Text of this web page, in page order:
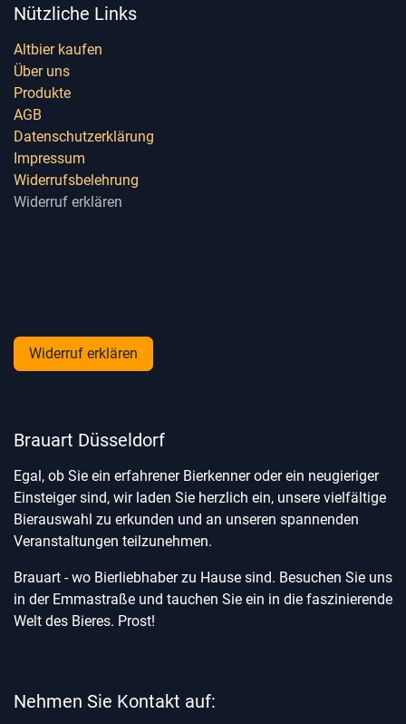
Nützliche Links
Altbier kaufen
Über uns
Produkte
AGB
Datenschutzerklärung
Impressum
Widerrufsbelehrung
Widerruf erklären
Widerruf erklären
Brauart Düsseldorf
Egal, ob Sie ein erfahrener Bierkenner oder ein neugieriger
Einsteiger sind, wir laden Sie herzlich ein, unsere vielfältige
Bierauswahl zu erkunden und an unseren spannenden
Veranstaltungen teilzunehmen.
Brauart - wo Bierliebhaber zu Hause sind. Besuchen Sie uns
in der Emmastraße und tauchen Sie ein in die faszinierende
Welt des Bieres. Prost!
Nehmen Sie Kontakt auf: